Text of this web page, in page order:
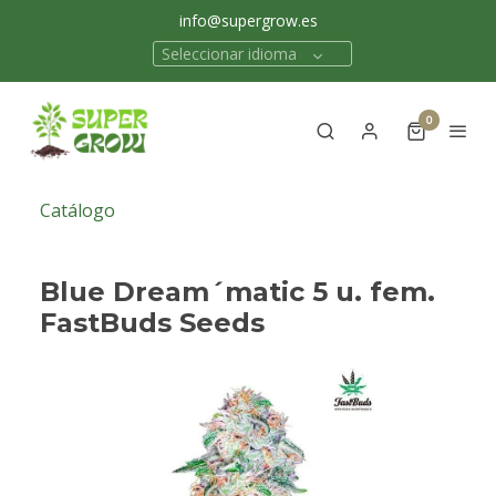
info@supergrow.es
Seleccionar idioma
0
Catálogo
Blue Dream´matic 5 u. fem.
FastBuds Seeds